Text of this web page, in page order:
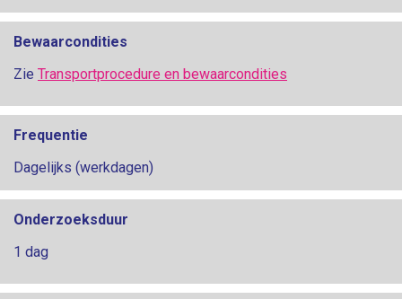
Bewaarcondities
Zie Transportprocedure en bewaarcondities
Frequentie
Dagelijks (werkdagen)
Onderzoeksduur
1 dag